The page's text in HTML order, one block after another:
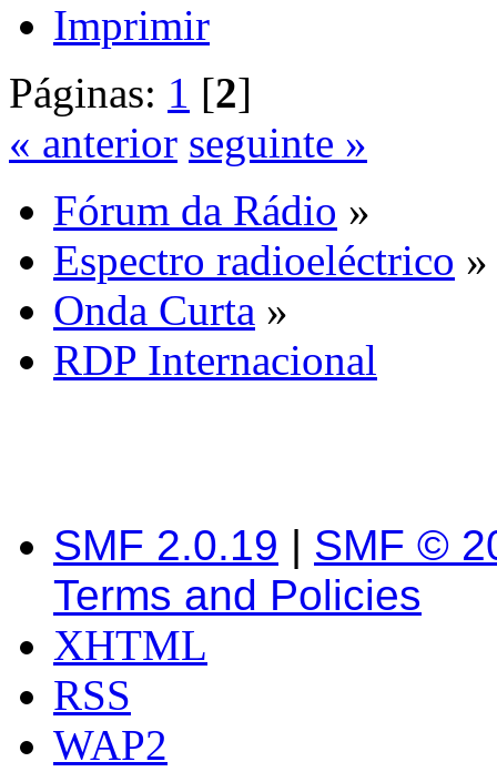
Imprimir
Páginas: 1 [2]
« anterior seguinte »
Fórum da Rádio »
Espectro radioeléctrico »
Onda Curta »
RDP Internacional
SMF 2.0.19 | SMF ©
Terms and Policies
XHTML
RSS
WAP2